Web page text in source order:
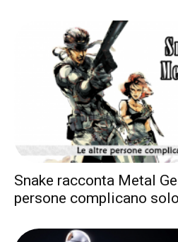
Snake racconta Metal
persone complicano